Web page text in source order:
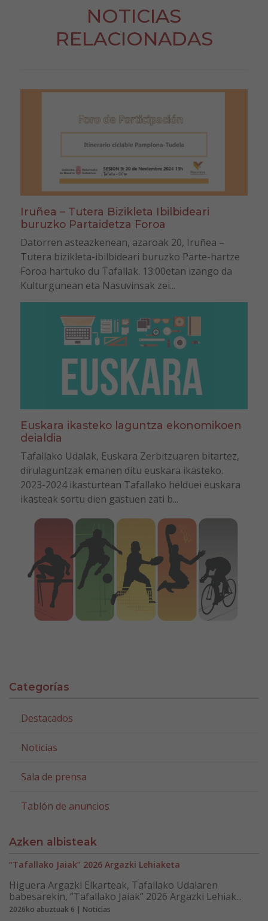
NOTICIAS
RELACIONADAS
Iruñea – Tutera Bizikleta Ibilbideari
buruzko Partaidetza Foroa
Datorren asteazkenean, azaroak 20, Iruñea –
Tutera bizikleta-ibilbideari buruzko Parte-hartze
Foroa hartuko du Tafallak. 13:00etan izango da
Kulturgunean eta Nasuvinsak zei...
Euskara ikasteko laguntza ekonomikoen
deialdia
Tafallako Udalak, Euskara Zerbitzuaren bitartez,
dirulaguntzak emanen ditu euskara ikasteko.
2023-2024 ikasturtean Tafallako helduei euskara
ikasteak sortu dien gastuen zati b...
Categorías
Destacados
Noticias
Sala de prensa
Tablón de anuncios
Azken albisteak
“Tafallako Jaiak” 2026 Argazki Lehiaketa
Higuera Argazki Elkarteak, Tafallako Udalaren
babesarekin, “Tafallako Jaiak” 2026 Argazki Lehiak...
2026ko abuztuak 6 | Noticias